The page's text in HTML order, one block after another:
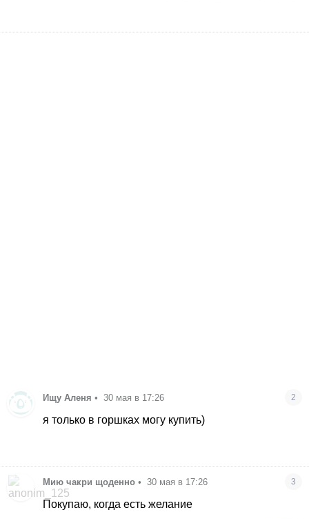
Ищу Аленя • 30 мая в 17:26 2
я только в горшках могу купить)
Мию чакри щоденно • 30 мая в 17:26 3
Покупаю, когда есть желание